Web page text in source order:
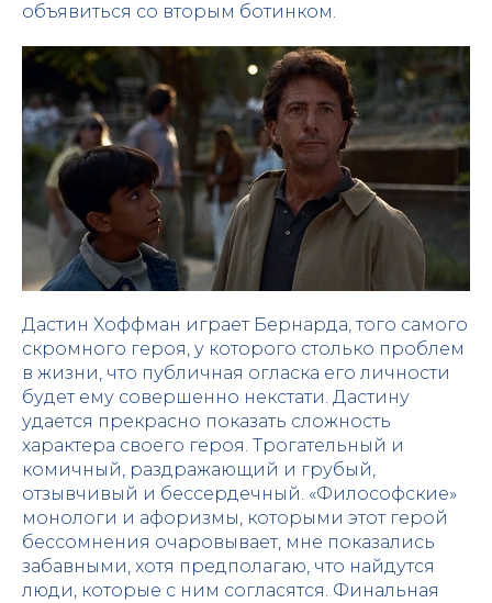
объявиться со вторым ботинком.
Дастин Хоффман играет Бернарда, того самого
скромного героя, у которого столько проблем
в жизни, что публичная огласка его личности
будет ему совершенно некстати. Дастину
удается прекрасно показать сложность
характера своего героя. Трогательный и
комичный, раздражающий и грубый,
отзывчивый и бессердечный. «Философские»
монологи и афоризмы, которыми этот герой
бессомнения очаровывает, мне показались
забавными, хотя предполагаю, что найдутся
люди, которые с ним согласятся. Финальная